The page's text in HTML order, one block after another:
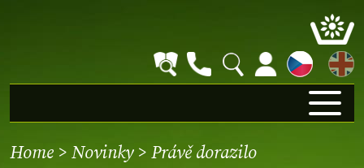
EN
Home > Novinky> Právě dorazilo